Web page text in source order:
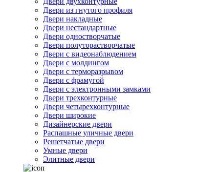
Двери из гнутого профиля
Двери накладные
Двери нестандартные
Двери одностворчатые
Двери полуторастворчатые
Двери с видеонаблюдением
Двери с молдингом
Двери с терморазрывом
Двери с фрамугой
Двери с электронными замками
Двери трехконтурные
Двери четырехконтурные
Двери широкие
Дизайнерские двери
Распашные уличные двери
Решетчатые двери
Умные двери
Элитные двери